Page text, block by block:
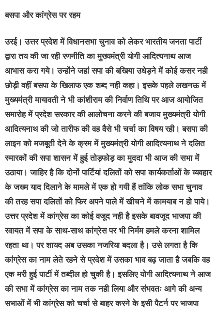
बसपा और कांग्रेस पर रहम
उरई। उत्तर प्रदेश में विधानसभा चुनाव को लेकर भारतीय जनता पार्टी
द्वारा तय की जा रही रणनीति का मुख्यमंत्री योगी आदित्यनाथ आज
आभास करा गये। उन्होंने जहां सपा की बखिया उधेड़ने में कोई कसर नही
छोड़ी वहीं बसपा के खिलाफ एक शब्द नही कहा। इसके पहले लखनऊ में
मुख्यमंत्री मायावती ने भी कांशीराम की निर्वाण तिथि पर आज आयोजित
समारोह में प्रदेश सरकार की आलोचना करने की बजाय मुख्यमंत्री योगी
आदित्यनाथ की जो तारीफ की वह वैसे भी चर्चा का विषय रही। बसपा की
लाइन को मजबूती देने के क्रम में मुख्यमंत्री योगी आदित्यनाथ ने दलित
स्मारकों की सपा शासन में हुई तोड़फोड़ का मुददा भी आज की सभा में
उठाया। जाहिर है कि दोनों पार्टियां दलितों को सपा कार्यकर्ताओं के व्यवहार
के जख्म याद दिलाने के मामले में एक हो गयी हैं तांकि लोक सभा चुनाव
की तरह सपा दलितों को फिर अपने पाले में खीचने में कामयाब न हो पाये।
उत्तर प्रदेश में कांग्रेस का कोई वजूद नही है इसके बावजूद भाजपा की
रवायत में सपा के साथ-साथ कांग्रेस पर भी निर्मम हमले करना शामिल
रहता था। पर शायद अब उसका नजरिया बदला है। उसे लगता है कि
कांग्रेस का नाम लेते रहने से प्रदेश में उसका भाव बढ़ जाता है जबकि वह
एक मरी हुई पार्टी में तब्दील हो चुकी है। इसलिए योगी आदित्यनाथ ने आज
की सभा में कांग्रेस का नाम तक नही लिया और संभवतः आगे की अन्य
सभाओं में भी कांग्रेस को चर्चा से बाहर करने के इसी पैटर्न पर भाजपा